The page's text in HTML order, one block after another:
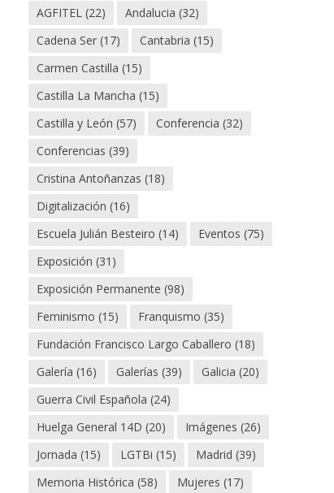
AGFITEL (22) Andalucia (32)
Cadena Ser (17) Cantabria (15)
Carmen Castilla (15)
Castilla La Mancha (15)
Castilla y León (57) Conferencia (32)
Conferencias (39)
Cristina Antoñanzas (18)
Digitalización (16)
Escuela Julián Besteiro (14) Eventos (75)
Exposición (31)
Exposición Permanente (98)
Feminismo (15) Franquismo (35)
Fundación Francisco Largo Caballero (18)
Galería (16) Galerías (39) Galicia (20)
Guerra Civil Española (24)
Huelga General 14D (20) Imágenes (26)
Jornada (15) LGTBi (15) Madrid (39)
Memoria Histórica (58) Mujeres (17)